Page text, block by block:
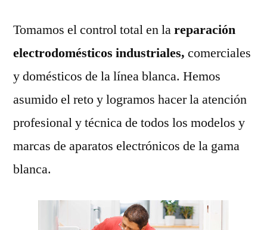
Tomamos el control total en lareparación
electrodomésticos industriales, comerciales
y domésticos de la línea blanca. Hemos
asumido el reto y logramos hacer la atención
profesional y técnica de todos los modelos y
marcas de aparatos electrónicos de la gama
blanca.